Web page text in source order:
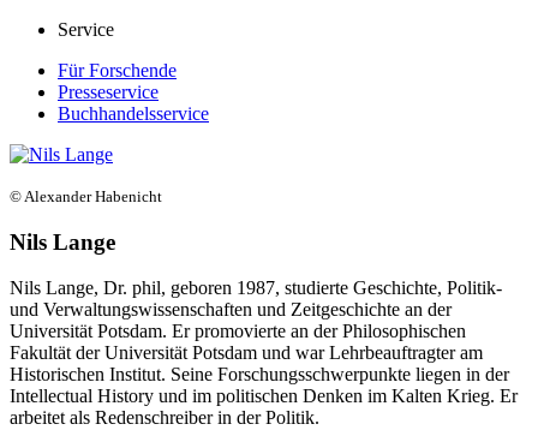
Service
Für Forschende
Presseservice
Buchhandelsservice
© Alexander Habenicht
Nils Lange
Nils Lange, Dr. phil, geboren 1987, studierte Geschichte, Politik-
und Verwaltungswissenschaften und Zeitgeschichte an der
Universität Potsdam. Er promovierte an der Philosophischen
Fakultät der Universität Potsdam und war Lehrbeauftragter am
Historischen Institut. Seine Forschungsschwerpunkte liegen in der
Intellectual History und im politischen Denken im Kalten Krieg. Er
arbeitet als Redenschreiber in der Politik.